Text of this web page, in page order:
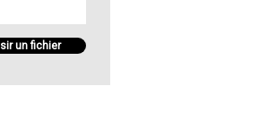
un fichier